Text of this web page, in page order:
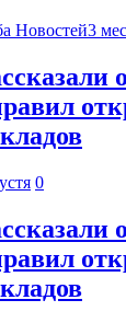
Новостей3
0